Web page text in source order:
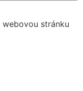
stránku